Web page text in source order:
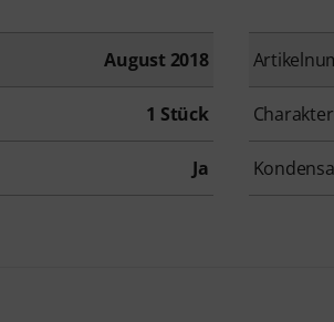
August 2018
1 Stück
Ja